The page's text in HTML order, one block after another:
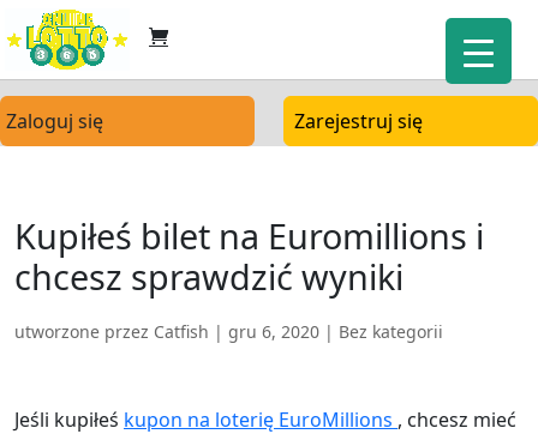
Zaloguj się Zarejestruj się
Kupiłeś bilet na Euromillions i
chcesz sprawdzić wyniki
utworzone przez Catfish | gru 6, 2020 | Bez kategorii
Jeśli kupiłeś kupon na loterię EuroMillions , chcesz mieć